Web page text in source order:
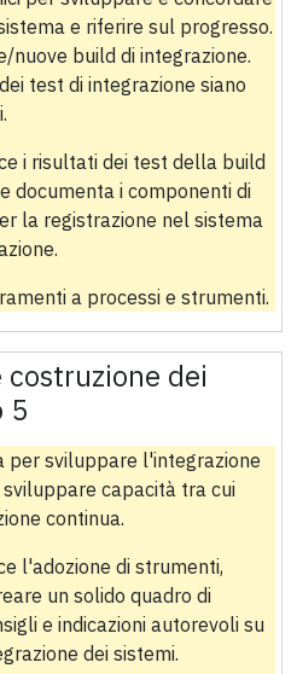
e riferire sul progresso.
nuove build di integrazione.
test di integrazione siano
i risultati dei test della build
documenta i componenti di
la registrazione nel sistema
a processi e strumenti.
dei
5
per sviluppare l'integrazione
capacità tra cui
continua.
l'adozione di strumenti,
un solido quadro di
e indicazioni autorevoli su
dei sistemi.